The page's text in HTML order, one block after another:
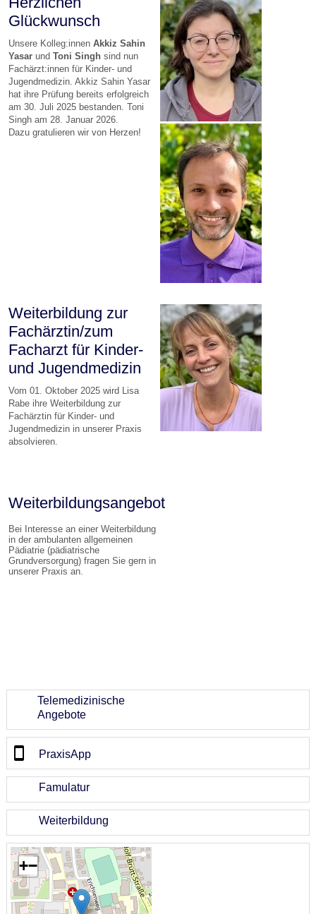
Glückwunsch
Unsere Kolleg:innenAkkiz Sahin
Yasarund Toni Singhsind nun
Fachärzt:innen für Kinder- und
Jugendmedizin. Akkiz Sahin Yasar
hat ihre Prüfung bereits erfolgreich
am 30. Juli 2025 bestanden. Toni
Singh am 28. Januar 2026.
Dazu gratulieren wir von Herzen!
Weiterbildung zur
Fachärztin/zum
Facharzt für Kinder-
und Jugendmedizin
Vom 01. Oktober 2025 wird Lisa
Rabe ihre Weiterbildung zur
Fachärztin für Kinder- und
Jugendmedizin in unserer Praxis
absolvieren.
Weiterbildungsangebot
Bei Interesse an einer Weiterbildung
in der ambulanten allgemeinen
Pädiatrie (pädiatrische
Grundversorgung) fragen Sie gern in
unserer Praxis an.
Telemedizinische
Angebote
PraxisApp
Famulatur
Weiterbildung
+−